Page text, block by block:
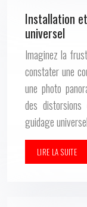
Installation
universel
Imaginez la
constater une
une photo
des
guidage
LIRE LA SUITE